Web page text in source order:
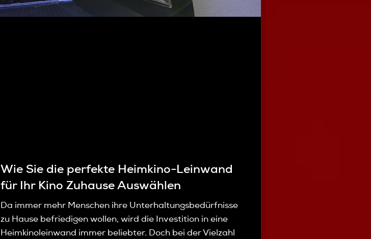
Wie Sie die perfekte Heimkino-Leinwand
für Ihr Kino Zuhause Auswählen
Da immer mehr Menschen ihre Unterhaltungsbedürfnisse
zu Hause befriedigen wollen, wird die Investition in eine
Heimkinoleinwand immer beliebter. Doch bei der Vielzahl